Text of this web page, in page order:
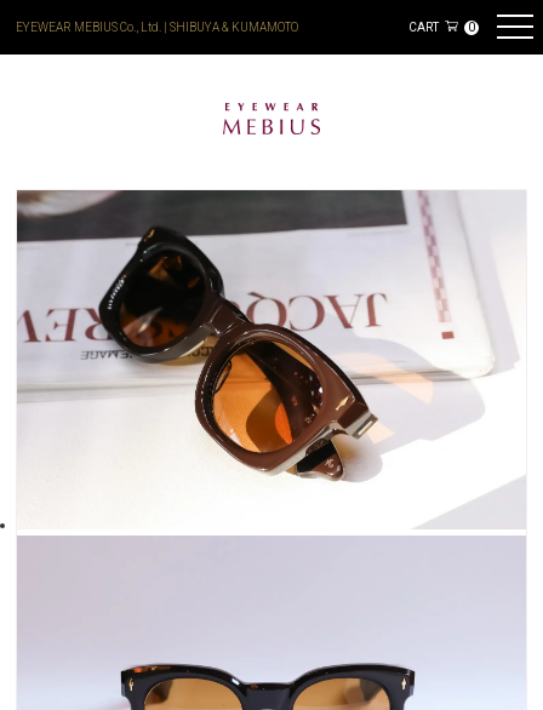
EYEWEAR MEBIUS Co., Ltd. | SHIBUYA & KUMAMOTO CART 0